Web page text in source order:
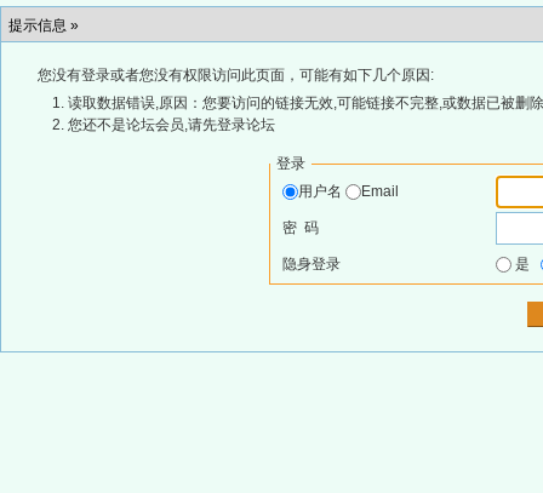
提示信息 »
您没有登录或者您没有权限访问此页面，可能有如下几个原因:
读取数据错误,原因：您要访问的链接无效,可能链接不完整,或数据已被删
您还不是论坛会员,请先登录论坛
登录
用户名
Email
密 码
隐身登录 是